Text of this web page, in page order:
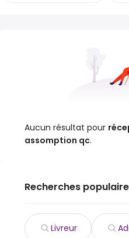
Aucun résultat pour
assomption qc.
Recherches
Livreur